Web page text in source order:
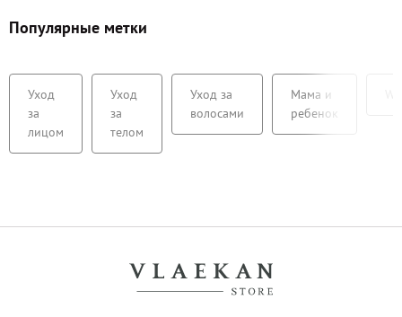
Популярные метки
Уход
за
лицом
Уход
за
телом
Уход за
волосами
Мама и
ребенок